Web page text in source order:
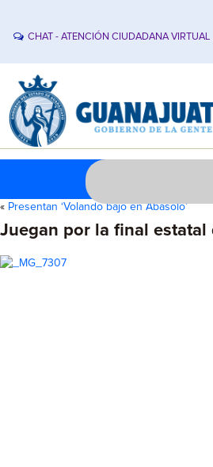
CHAT - ATENCIÓN CIUDADANA VIRTUAL
« Presentan ‘Volando bajo en Abasolo’
Juegan por la final estatal